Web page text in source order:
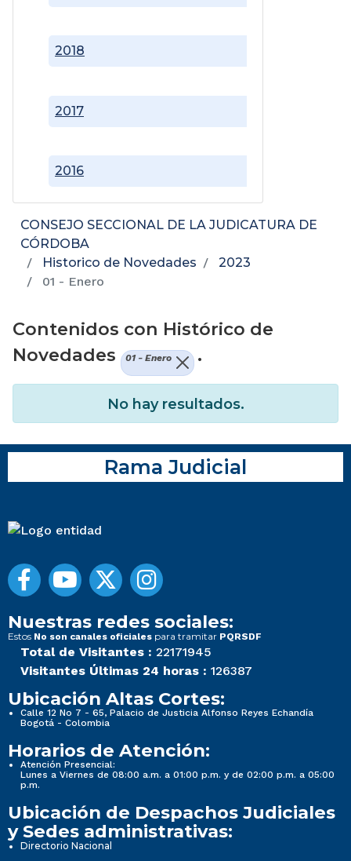
2016
2017
2018
CONSEJO SECCIONAL DE LA JUDICATURA DE
CÓRDOBA
Historico de Novedades
2023
01 - Enero
Contenidos con Histórico de
Novedades
01 - Enero .
No hay resultados.
Rama Judicial
Nuestras redes sociales:
Estos No son canales oficiales para tramitar PQRSDF
Total de Visitantes : 22171945
Visitantes Últimas 24 horas : 126387
Ubicación Altas Cortes:
Calle 12 No 7 - 65, Palacio de Justicia Alfonso Reyes Echandía
Bogotá - Colombia
Horarios de Atención:
Atención Presencial:
Lunes a Viernes de 08:00 a.m. a 01:00 p.m. y de 02:00 p.m. a 05:00
p.m.
Ubicación de Despachos Judiciales
y Sedes administrativas:
Directorio Nacional